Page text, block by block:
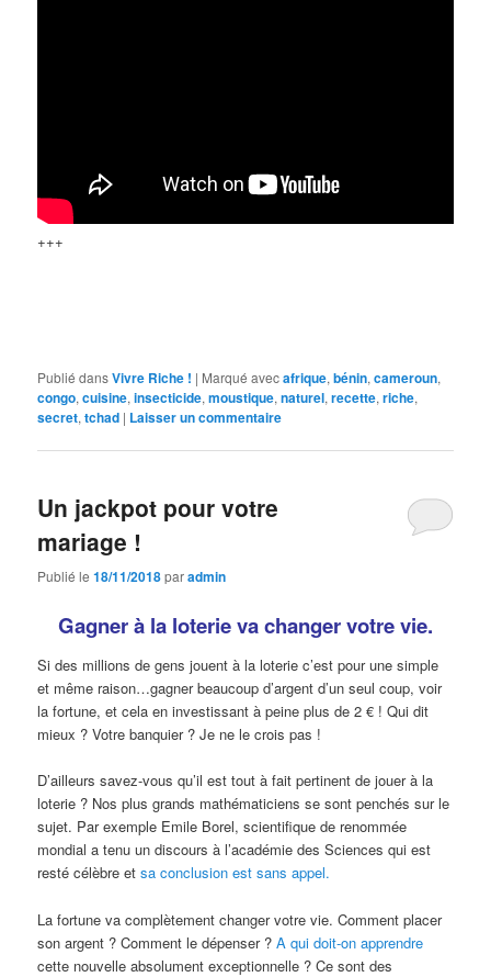
+++
Publié dansVivre Riche ! | Marqué avecafrique,bénin,cameroun,
congo,cuisine,insecticide,moustique,naturel,recette,riche,
secret,tchad | Laisser un commentaire
Un jackpot pour votre
mariage !
Publié le18/11/2018paradmin
Gagner à la loterie va changer votre vie.
Si des millions de gens jouent à la loterie c’est pour une simple
et même raison…gagner beaucoup d’argent d’un seul coup, voir
la fortune, et cela en investissant à peine plus de 2 € ! Qui dit
mieux ? Votre banquier ? Je ne le crois pas !
D’ailleurs savez-vous qu’il est tout à fait pertinent de jouer à la
loterie ? Nos plus grands mathématiciens se sont penchés sur le
sujet. Par exemple Emile Borel, scientifique de renommée
mondial a tenu un discours à l’académie des Sciences qui est
resté célèbre etsa conclusion est sans appel.
La fortune va complètement changer votre vie. Comment placer
son argent ? Comment le dépenser ?A qui doit-on apprendre
cette nouvelle absolument exceptionnelle ? Ce sont des